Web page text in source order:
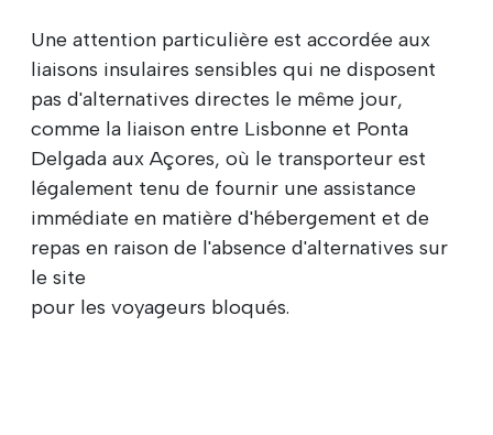
Une attention particulière est accordée aux
liaisons insulaires sensibles qui ne disposent
pas d'alternatives directes le même jour,
comme la liaison entre Lisbonne et Ponta
Delgada aux Açores, où le transporteur est
légalement tenu de fournir une assistance
immédiate en matière d'hébergement et de
repas en raison de l'absence d'alternatives sur
le site
pour les voyageurs bloqués.